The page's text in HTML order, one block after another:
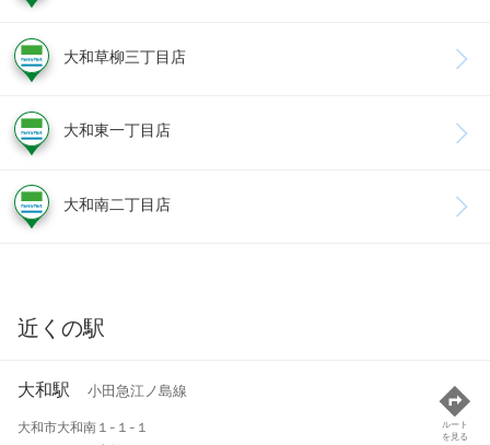
大和草柳三丁目店
大和東一丁目店
大和南二丁目店
近くの駅
大和駅 小田急江ノ島線
大和市大和南１-１-１
ルート
を見る